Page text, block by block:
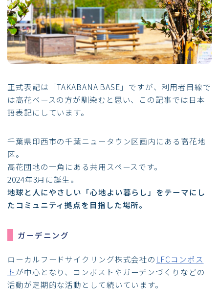
正式表記は「TAKABANA BASE」ですが、利用者目線で
は高花ベースの方が馴染むと思い、この記事では日本
語表記にしています。
千葉県印西市の千葉ニュータウン区画内にある高花地
区。
高花団地の一角にある共用スペースです。
2024年3月に誕生。
地球と人にやさしい「心地よい暮らし」をテーマにし
たコミュニティ拠点を目指した場所。
ガーデニング
ローカルフードサイクリング株式会社の LFCコンポス
ト が中心となり、コンポストやガーデンづくりなどの
活動が定期的な活動として続いています。